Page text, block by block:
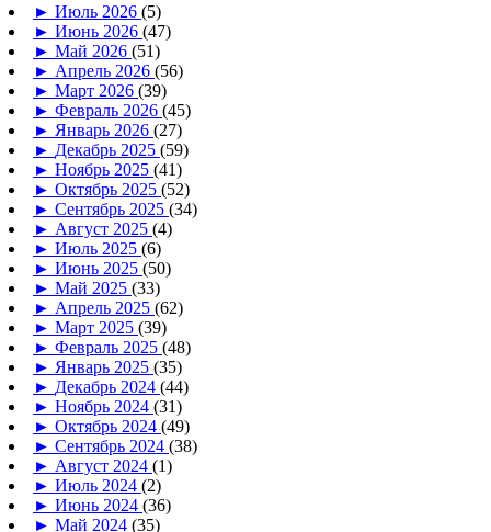
► Июль 2026 (5)
► Июнь 2026 (47)
► Май 2026 (51)
► Апрель 2026 (56)
► Март 2026 (39)
► Февраль 2026 (45)
► Январь 2026 (27)
► Декабрь 2025 (59)
► Ноябрь 2025 (41)
► Октябрь 2025 (52)
► Сентябрь 2025 (34)
► Август 2025 (4)
► Июль 2025 (6)
► Июнь 2025 (50)
► Май 2025 (33)
► Апрель 2025 (62)
► Март 2025 (39)
► Февраль 2025 (48)
► Январь 2025 (35)
► Декабрь 2024 (44)
► Ноябрь 2024 (31)
► Октябрь 2024 (49)
► Сентябрь 2024 (38)
► Август 2024 (1)
► Июль 2024 (2)
► Июнь 2024 (36)
► Май 2024 (35)